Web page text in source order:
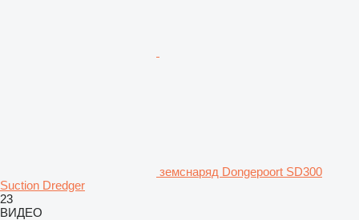
земснаряд Dongepoort SD300
Suction Dredger
23
ВИДЕО